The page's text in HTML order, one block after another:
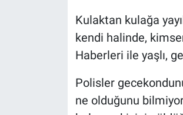
Kulaktan kulağa
kendi halinde,
Haberleri ile yaşlı,
Polisler
ne olduğunu